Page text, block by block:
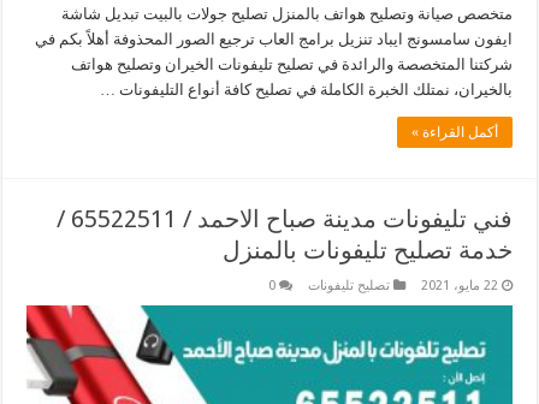
متخصص صيانة وتصليح هواتف بالمنزل تصليح جولات بالبيت تبديل شاشة
ايفون سامسونج ايباد تنزيل برامج العاب ترجيع الصور المحذوفة أهلاً بكم في
شركتنا المتخصصة والرائدة في تصليح تليفونات الخيران وتصليح هواتف
بالخيران، نمتلك الخبرة الكاملة في تصليح كافة أنواع التليفونات …
أكمل القراءة »
فني تليفونات مدينة صباح الاحمد / 65522511 /
خدمة تصليح تليفونات بالمنزل
22 مايو، 2021 تصليح تليفونات 0